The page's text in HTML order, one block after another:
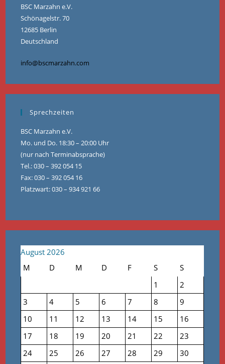
BSC Marzahn e.V.
Schönagelstr. 70
12685 Berlin
Deutschland
info@bscmarzahn.com
Sprechzeiten
BSC Marzahn e.V.
Mo. und Do. 18:30 – 20:00 Uhr
(nur nach Terminabsprache)
Tel.: 030 – 392 054 15
Fax: 030 – 392 054 16
Platzwart: 030 – 934 921 66
August 2026
M
D M D F S
S
1
2
3
4 5 6 7 8
9
10
11 12 13 14 15
16
17
18 19 20 21 22
23
24
25 26 27 28 29
30